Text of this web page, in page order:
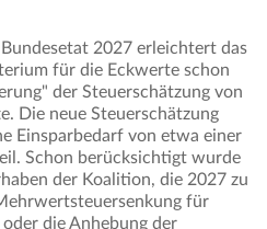
2027 erleichtert das
für die Eckwerte schon
der Steuerschätzung von
Die neue Steuerschätzung
Einsparbedarf von etwa einer
Schon berücksichtigt wurde
der Koalition, die 2027 zu
für
die Anhebung der